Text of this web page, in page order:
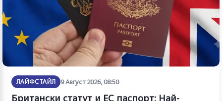
ЛАЙФСТАЙЛ 9 Август 2026, 08:50
Британски статут и ЕС паспорт: Най-